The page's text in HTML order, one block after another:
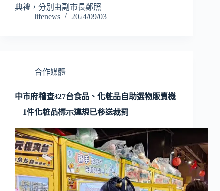
典禮，分別由副市長鄭照
lifenews
2024/09/03
合作媒體
中市府稽查827台食品、化粧品自助選物販賣機
1件化粧品標示違規已移送裁罰